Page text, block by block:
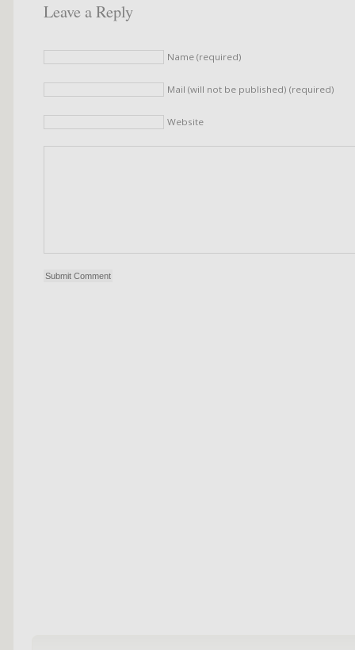
Leave a Reply
Name (required)
Mail (will not be published) (required)
Website